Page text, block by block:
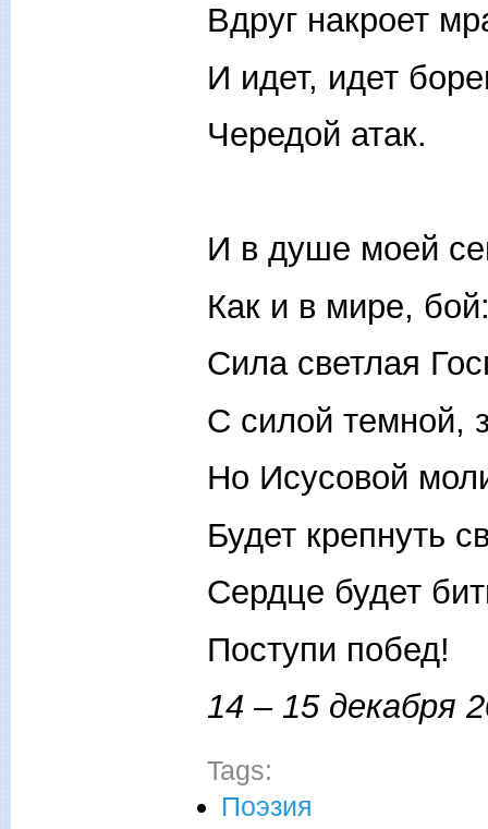
Вдруг накроет
И идет, идет
Чередой атак.
И в душе моей
Как и в мире,
Сила светлая
С силой темной,
Но Исусовой
Будет крепнуть
Сердце будет
Поступи побед!
14 – 15 декабря
Tags:
Поэзия